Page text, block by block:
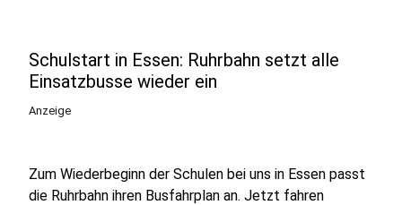
Schulstart in Essen: Ruhrbahn setzt alle
Einsatzbusse wieder ein
Anzeige
Zum Wiederbeginn der Schulen bei uns in Essen passt
die Ruhrbahn ihren Busfahrplan an. Jetzt fahren